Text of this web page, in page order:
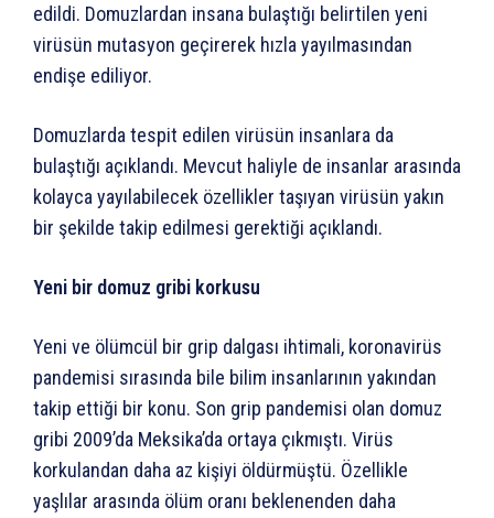
edildi. Domuzlardan insana bulaştığı belirtilen yeni
virüsün mutasyon geçirerek hızla yayılmasından
endişe ediliyor.
Domuzlarda tespit edilen virüsün insanlara da
bulaştığı açıklandı. Mevcut haliyle de insanlar arasında
kolayca yayılabilecek özellikler taşıyan virüsün yakın
bir şekilde takip edilmesi gerektiği açıklandı.
Yeni bir domuz gribi korkusu
Yeni ve ölümcül bir grip dalgası ihtimali, koronavirüs
pandemisi sırasında bile bilim insanlarının yakından
takip ettiği bir konu. Son grip pandemisi olan domuz
gribi 2009’da Meksika’da ortaya çıkmıştı. Virüs
korkulandan daha az kişiyi öldürmüştü. Özellikle
yaşlılar arasında ölüm oranı beklenenden daha